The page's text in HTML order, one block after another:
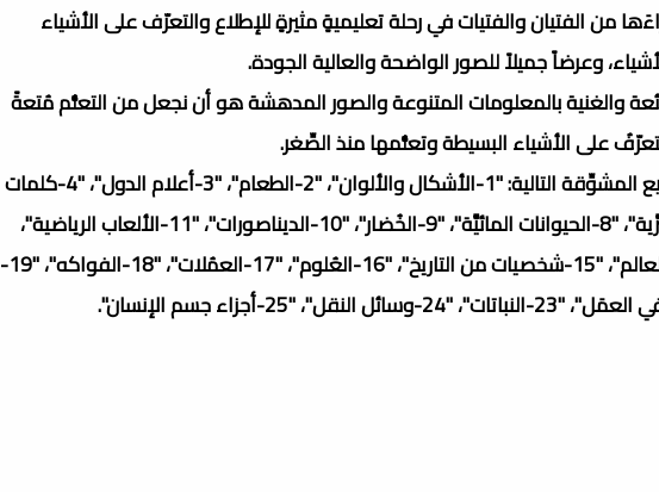
الفتيان والفتيات في رحلة تعليميةٍ مثيرةٍ للإطلاع والتعرّف على الأشياء
وعرضاً جميلاً للصور الواضحة والعالية الجودة.
والغنية بالمعلومات المتنوعة والصور المدهشة هو أن نجعل من التعلُّم مُتعةً
على الأشياء البسيطة وتعلُّمها منذ الصِّغر.
وتحتوي هذه الموسوعة "كتَابي العملاق" على المواضيع المشوِّقة التالية: "1-الأشكال والألوان"، "2-الطعام"، "3-أعلام الدول"، "4-كلمات
ونشاطات"، "5-الملابس"، "6-الحيوانات"، "7-الحيوانات البرَّية"، "8-الحيوانات المائيَّة"، "9-الخُضار"، "10-الديناصورات"، "11-الألعاب الرياضية"،
"12-صغار الحيوانات"، "13-الطُّيور"، "14-عجائب وآثارات العالم"، "15-شخصيات من التاريخ"، "16-العُلوم"، "17-العمُلات"، "18-الفواكه"، "19-